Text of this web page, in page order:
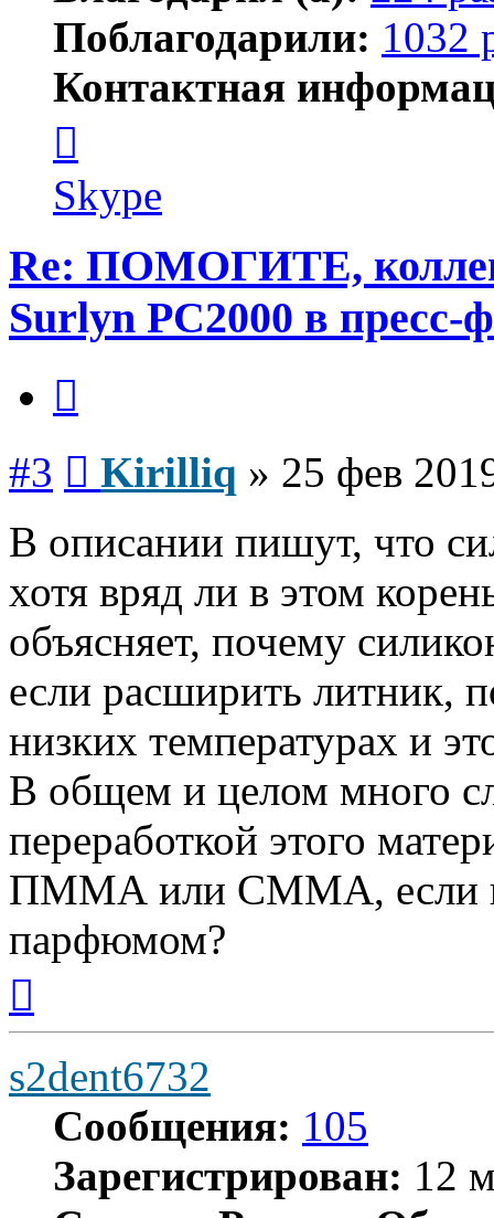
Поблагодарили: 1032
Контактная
пользователя
Kirilliq
Skype
Re: ПОМОГИТЕ,
Surlyn PC2000 в пресс-
#3 Kirilliq » 25 фев
В описании пишут, что
хотя вряд ли в этом
объясняет, почему
если расширить литник,
низких температурах и
В общем и целом много
переработкой этого
ПММА или СММА, если
парфюмом?
началу
s2dent6732
Сообщения: 105
Зарегистрирован: 12